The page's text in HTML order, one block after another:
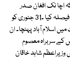
اچا نک افغان صدر
ڈاکٹر اشرف غنی نے ایک خصو صی وفد اسلام آباد بھیجنے کا فیصلہ کیا ۔31 جنوری کو
اسلام آباد پہنچا۔ ان
کے سربراہ معصوم
وزیراعظم شاہد خاقان